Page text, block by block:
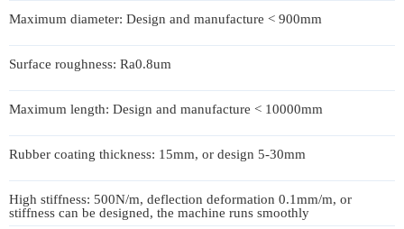
Maximum diameter: Design and manufacture < 900mm
Surface roughness: Ra0.8um
Maximum length: Design and manufacture < 10000mm
Rubber coating thickness: 15mm, or design 5-30mm
High stiffness: 500N/m, deflection deformation 0.1mm/m, or
stiffness can be designed, the machine runs smoothly